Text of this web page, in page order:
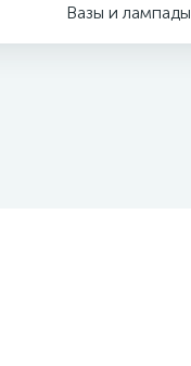
Вазы и лампады